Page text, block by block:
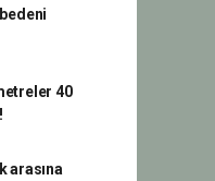
40
arasına